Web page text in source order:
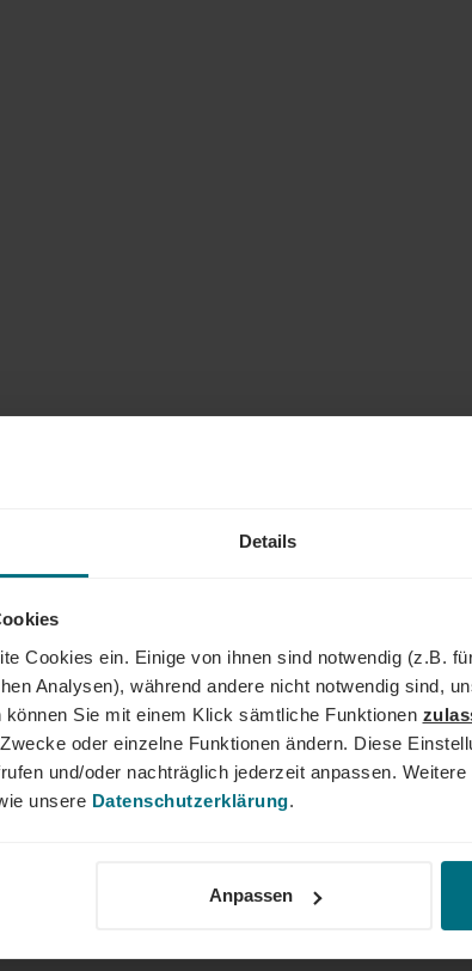
Details
Cookies ein. Einige von ihnen sind notwendig (z.B.
Analysen), während andere nicht notwendig sind,
Sie mit einem Klick sämtliche Funktionen
oder einzelne Funktionen ändern. Diese
und/oder nachträglich jederzeit anpassen.
unsere Datenschutzerklärung.
Anpassen